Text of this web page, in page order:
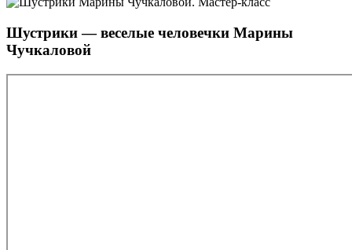
Шустрики — веселые человечки Марины
Чучкаловой